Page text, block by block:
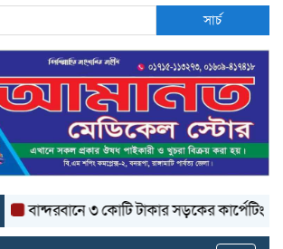
সার্চ
বান্দরবানে ৩ কোটি টাকার সড়কের কার্পেটিং উঠে